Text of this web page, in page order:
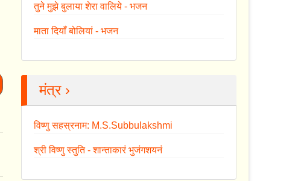
तुने मुझे बुलाया शेरा वालिये - भजन
माता दियाँ बोलियां - भजन
मंत्र ›
विष्णु सहस्रनाम: M.S.Subbulakshmi
श्री विष्णु स्तुति - शान्ताकारं भुजंगशयनं